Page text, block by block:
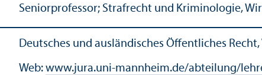
Seniorprofessor; Strafrecht und Kriminologie,
Deutsches und ausländisches Öffentliches
Web: www.jura.uni-mannheim.de/abteilung/